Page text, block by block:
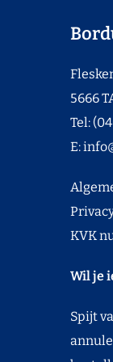
5666
Tel:
E:
KVK
Wil je
Spijt